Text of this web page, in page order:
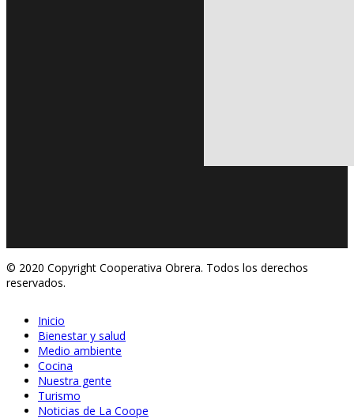
© 2020 Copyright Cooperativa Obrera. Todos los derechos
reservados.
Inicio
Bienestar y salud
Medio ambiente
Cocina
Nuestra gente
Turismo
Noticias de La Coope